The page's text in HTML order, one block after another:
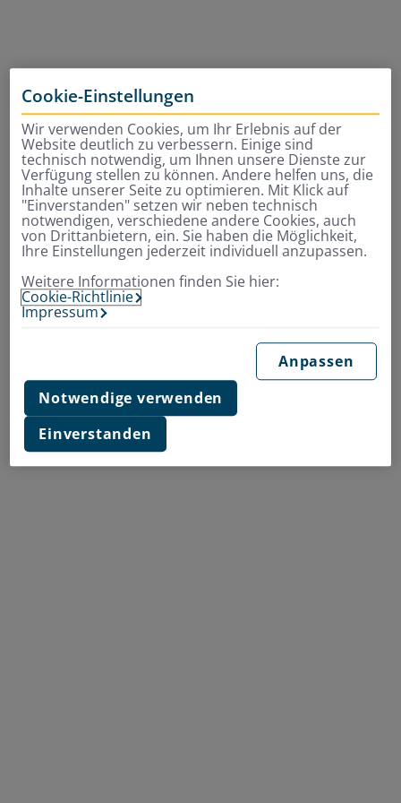
Cookie-Einstellungen
Wir verwenden Cookies, um Ihr Erlebnis auf der
Website deutlich zu verbessern. Einige sind
technisch notwendig, um Ihnen unsere Dienste zur
Verfügung stellen zu können. Andere helfen uns, die
Inhalte unserer Seite zu optimieren. Mit Klick auf
"Einverstanden" setzen wir neben technisch
notwendigen, verschiedene andere Cookies, auch
von Drittanbietern, ein. Sie haben die Möglichkeit,
Ihre Einstellungen jederzeit individuell anzupassen.
Weitere Informationen finden Sie hier:
Cookie-Richtlinie
Impressum
Anpassen
Notwendige verwenden
Einverstanden